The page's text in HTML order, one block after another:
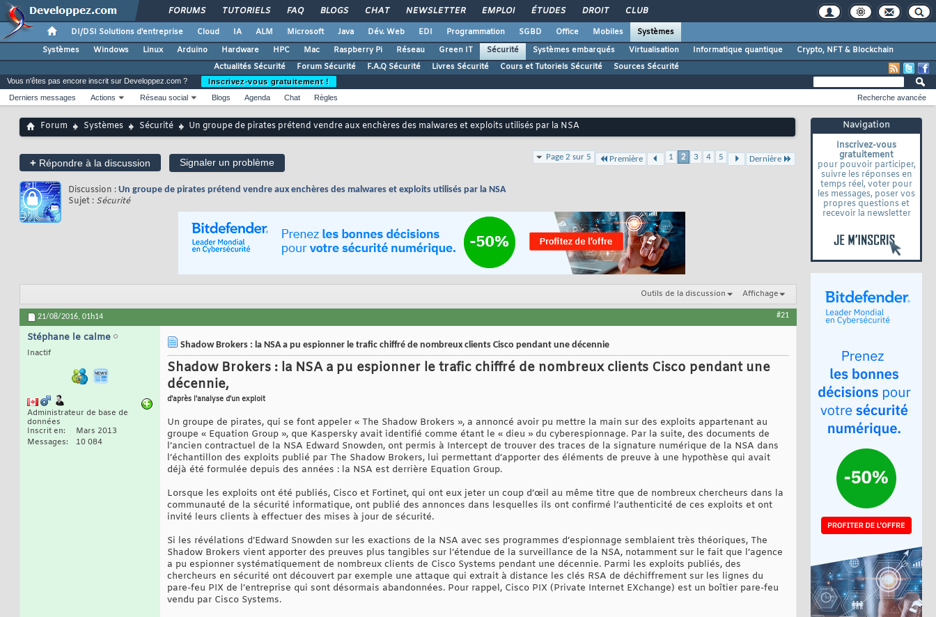
FORUMS TUTORIELS FAQ BLOGS CHAT NEWSLETTER EMPLOI ÉTUDES DROIT CLUB
DI/DSI Solutions d'entreprise Cloud IA ALM Microsoft Java Dév. Web EDI Programmation SGBD Office Mobiles
Systèmes
Systèmes
Windows Linux Arduino Hardware HPC Mac Raspberry Pi Réseau Green IT Sécurité Systèmes embarqués Virtualisation Informatique quantique
Crypto, NFT & Blockchain
Actualités Sécurité
Forum Sécurité F.A.Q Sécurité Livres Sécurité Cours et Tutoriels Sécurité Sources Sécurité
Navigation
Inscrivez-vous
gratuitement
pour pouvoir participer,
suivre les réponses en
temps réel, voter pour
les messages, poser vos
propres questions et
recevoir la newsletter
Vous n'êtes pas encore inscrit sur Developpez.com ?
Inscrivez-vous gratuitement !
Derniers messages
Actions Réseau social Blogs Agenda Chat Règles Recherche avancée
Forum Systèmes Sécurité Un groupe de pirates prétend vendre aux enchères des malwares et exploits utilisés par la NSA
+ Répondre à la discussion Signaler un problème Page 2 sur 5 Première 1 2 3 4 5 Dernière
Discussion : Un groupe de pirates prétend vendre aux enchères des malwares et exploits utilisés par la NSA
Sujet : Sécurité
Outils de la discussion Affichage
21/08/2016, 01h14 #21
Stéphane le calme
Inactif
Administrateur de base de
données
Inscrit en
Mars 2013
Messages
10 084
Shadow Brokers : la NSA a pu espionner le trafic chiffré de nombreux clients Cisco pendant une décennie
Shadow Brokers : la NSA a pu espionner le trafic chiffré de nombreux clients Cisco pendant une
décennie,
d'après l'analyse d'un exploit
Un groupe de pirates, qui se font appeler « The Shadow Brokers », a annoncé avoir pu mettre la main sur des exploits appartenant au
groupe « Equation Group », que Kaspersky avait identifié comme étant le « dieu » du cyberespionnage. Par la suite, des documents de
l’ancien contractuel de la NSA Edward Snowden, ont permis à Intercept de trouver des traces de la signature numérique de la NSA dans
l’échantillon des exploits publié par The Shadow Brokers, lui permettant d’apporter des éléments de preuve à une hypothèse qui avait
déjà été formulée depuis des années : la NSA est derrière Equation Group.
Lorsque les exploits ont été publiés, Cisco et Fortinet, qui ont eux jeter un coup d’œil au même titre que de nombreux chercheurs dans la
communauté de la sécurité informatique, ont publié des annonces dans lesquelles ils ont confirmé l’authenticité de ces exploits et ont
invité leurs clients à effectuer des mises à jour de sécurité.
Si les révélations d’Edward Snowden sur les exactions de la NSA avec ses programmes d’espionnage semblaient très théoriques, The
Shadow Brokers vient apporter des preuves plus tangibles sur l’étendue de la surveillance de la NSA, notamment sur le fait que l’agence
a pu espionner systématiquement de nombreux clients de Cisco Systems pendant une décennie. Parmi les exploits publiés, des
chercheurs en sécurité ont découvert par exemple une attaque qui extrait à distance les clés RSA de déchiffrement sur les lignes du
pare-feu PIX de l’entreprise qui sont désormais abandonnées. Pour rappel, Cisco PIX (Private Internet EXchange) est un boîtier pare-feu
vendu par Cisco Systems.